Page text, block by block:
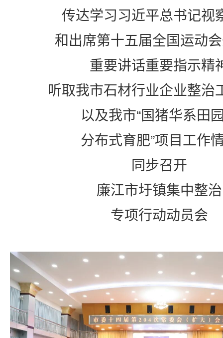
传达学习习近平总书记视
和出席第十五届全国运动
重要讲话重要指示精
听取我市石材行业企业整治
以及我市“国猪华系田
分布式育肥”项目工作
同步召开
廉江市圩镇集中整治
专项行动动员会